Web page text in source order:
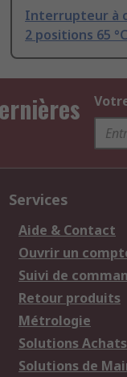
Interrupteur à
2 positions 65
Services
Aide & Contact
Ouvrir un
Suivi de
Retour produits
Métrologie
Solutions Achats
Solutions de